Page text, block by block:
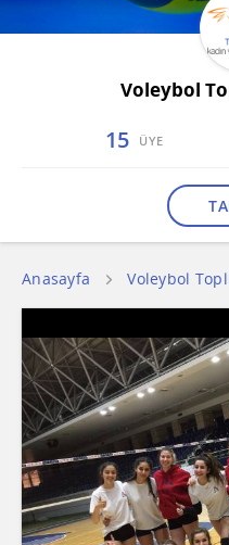
Voleybol
15 ÜYE
Anasayfa Voleybol